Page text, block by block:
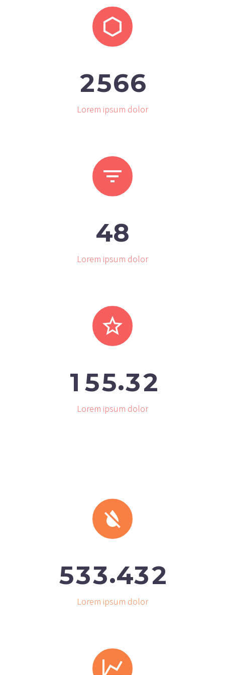


2566
Lorem ipsum dolor


48
Lorem ipsum dolor


1 55.32
Lorem ipsum dolor


533.432
Lorem ipsum dolor

